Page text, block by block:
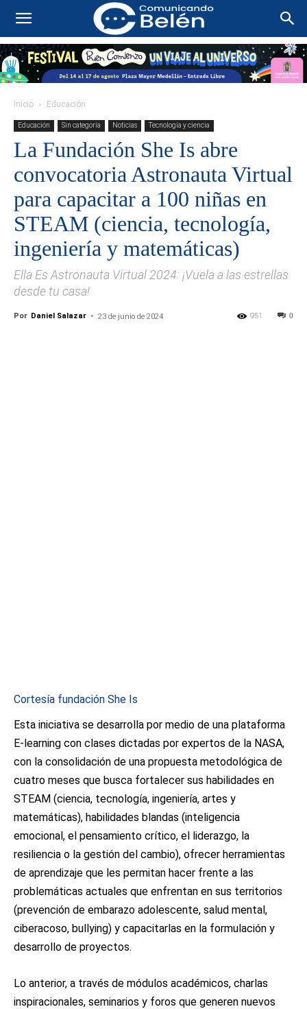
Inicio Educación
Educación Sin categoría Noticias Tecnología y ciencia
La Fundación She Is abre
convocatoria Astronauta Virtual
para capacitar a 100 niñas en
STEAM (ciencia, tecnología,
ingeniería y matemáticas)
Ella Es Astronauta Virtual 2024: ¡Vuela a las estrellas
desde tu casa!
Por Daniel Salazar - 23 de junio de 2024 0
951
Cortesía fundación She Is
Esta iniciativa se desarrolla por medio de una plataforma
E-learning con clases dictadas por expertos de la NASA,
con la consolidación de una propuesta metodológica de
cuatro meses que busca fortalecer sus habilidades en
STEAM (ciencia, tecnología, ingeniería, artes y
matemáticas), habilidades blandas (inteligencia
emocional, el pensamiento crítico, el liderazgo, la
resiliencia o la gestión del cambio), ofrecer herramientas
de aprendizaje que les permitan hacer frente a las
problemáticas actuales que enfrentan en sus territorios
(prevención de embarazo adolescente, salud mental,
ciberacoso, bullying) y capacitarlas en la formulación y
desarrollo de proyectos.
Lo anterior, a través de módulos académicos, charlas
inspiracionales, seminarios y foros que generen nuevos